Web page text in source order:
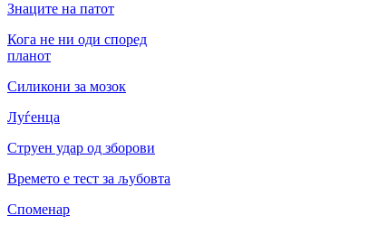
Знаците на патот
Кога не ни оди според
планот
Силикони за мозок
Луѓенца
Струен удар од зборови
Времето е тест за љубовта
Споменар